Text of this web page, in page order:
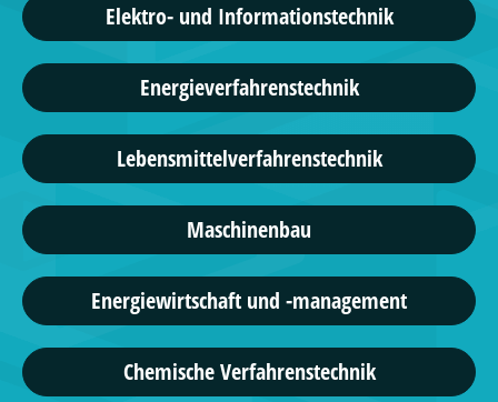
Elektro- und Informationstechnik
Energieverfahrenstechnik
Lebensmittelverfahrenstechnik
Maschinenbau
Energiewirtschaft und -management
Chemische Verfahrenstechnik